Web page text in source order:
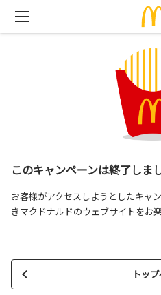
このキャンペーンは終了しま
お客様がアクセスしようとしたキャ
きマクドナルドのウェブサイトをお
トッ